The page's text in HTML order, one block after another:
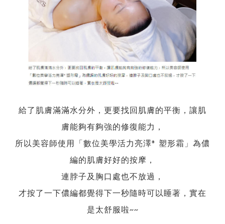
給了肌膚滿滿水分外，更要找回肌膚的平衡，讓肌
膚能夠有夠強的修復能力，
所以美容師使用「數位美學活力亮澤® 塑形霜」為儂
編的肌膚好好的按摩，
連脖子及胸口處也不放過，
才按了一下儂編都覺得下一秒隨時可以睡著，實在
是太舒服啦~~